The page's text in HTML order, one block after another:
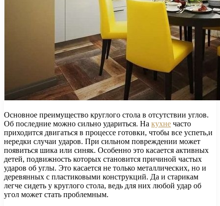
Основное преимущество круглого стола в отсутствии углов.
Об последние можно сильно удариться. На кухне часто
приходится двигаться в процессе готовки, чтобы все успеть,и
нередки случаи ударов. При сильном повреждении может
появиться шика или синяк. Особенно это касается активных
детей, подвижность которых становится причиной частых
ударов об углы. Это касается не только металлических, но и
деревянных с пластиковыми конструкций. Да и старикам
легче сидеть у круглого стола, ведь для них любой удар об
угол может стать проблемным.